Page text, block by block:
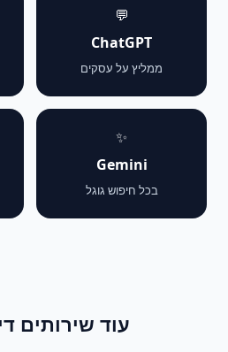
💬
ChatGPT
ממליץ על עסקים
✨
Gemini
בכל חיפוש גוגל
עוד שירותים